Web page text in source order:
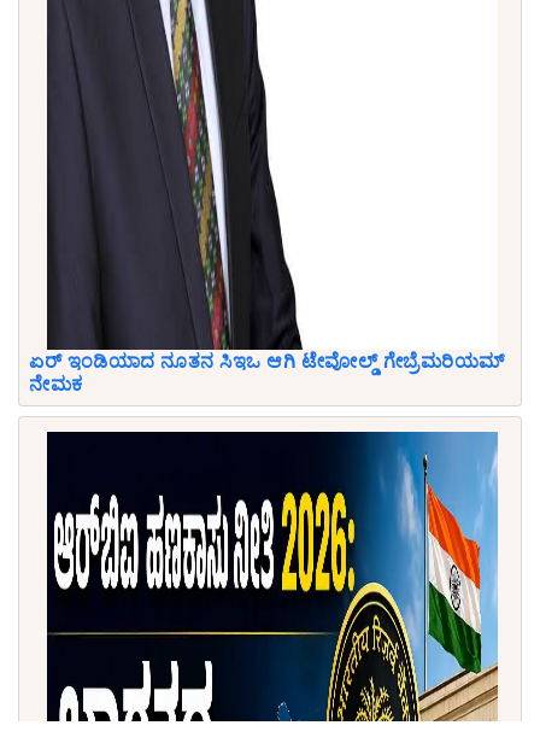
ಏರ್ ಇಂಡಿಯಾದ ನೂತನ ಸಿಇಒ ಆಗಿ ಟೇವೋಲ್ಡ್ ಗೇಬ್ರೆಮರಿಯಮ್
ನೇಮಕ